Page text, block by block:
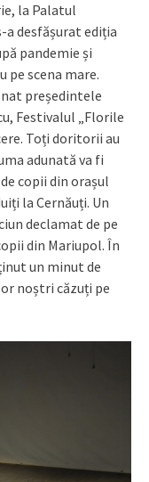
la Palatul
desfășurat ediția
pandemie și
pe scena mare.
președintele
Festivalul „Florile
Toți doritorii au
adunată va fi
copii din orașul
la Cernăuți. Un
declamat de pe
din Mariupol. În
un minut de
noștri căzuți pe